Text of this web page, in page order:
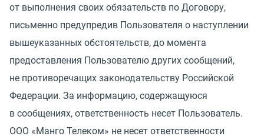
от выполнения своих обязательств по Договору,
письменно предупредив Пользователя о наступлении
вышеуказанных обстоятельств, до момента
предоставления Пользователю других сообщений,
не противоречащих законодательству Российской
Федерации. За информацию, содержащуюся
в сообщениях, ответственность несет Пользователь.
ООО «Манго Телеком» не несет ответственности